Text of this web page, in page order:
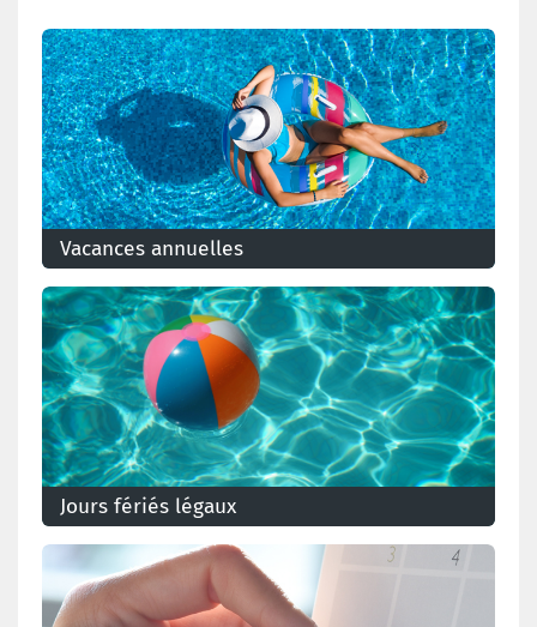
Vacances annuelles
Est-ce que vous avez droit à des congés? Combien de
jours de congé avez-vous et comment le pécule de
vacances est-il calculé?
Jours fériés légaux
Les jours fériés certaines personnes travaillent,
d'autres pas. Voici les jours fériés officiels et plus
d'infos pour ceux qui travaillent.